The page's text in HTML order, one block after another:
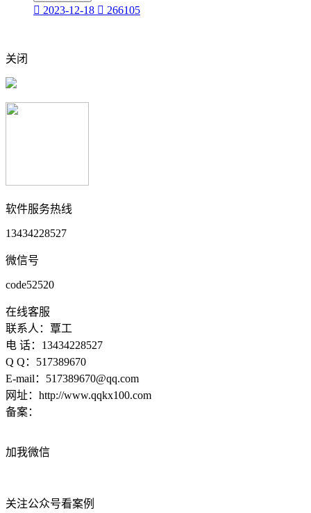
 2023-12-18  266105
关闭
软件服务热线
13434228527
微信号
code52520
在线客服
联系人：覃工
电 话：13434228527
Q Q：517389670
E-mail：517389670@qq.com
网址：http://www.qqkx100.com
备案：
加我微信
关注公众号看案例